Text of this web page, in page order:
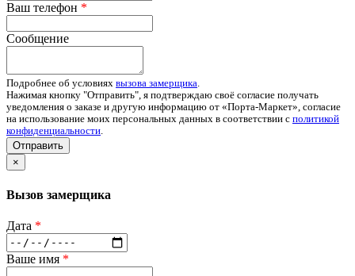
Ваш телефон *
Сообщение
Подробнее об условиях вызова замерщика.
Нажимая кнопку "Отправить", я подтверждаю своё согласие получать
уведомления о заказе и другую информацию от «Порта-Маркет», согласие
на использование моих персональных данных в соответствии с политикой
конфиденциальности.
Отправить
×
Вызов замерщика
Дата *
Ваше имя *